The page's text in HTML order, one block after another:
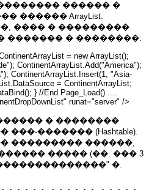
������ �
������ ArrayList.
���� � ���������
������� � ��������:
= new ArrayList();
ContinentArrayList.Add("America");
ContinentArrayList.Insert(1, "Asia-
= ContinentArrayList;
} //End Page_Load() ....
runat="server" />
� ��������
������� (Hashtable).
��������� ������,
����� (��. ��� 3
�.